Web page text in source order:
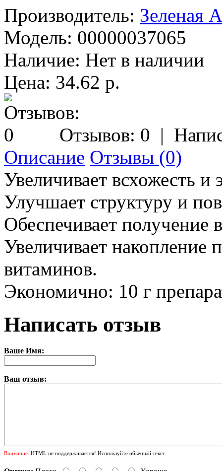
Производитель: Зеленая
Модель: 00000037065
Наличие: Нет в наличии
Цена: 34.62 р.
Отзывов: 0 |
Описание Отзывы (0)
Увеличивает всхожесть
Улучшает структуру и
Обеспечивает получение
Увеличивает накопление
витаминов.
Экономично: 10 г
Написать отзыв
Ваше Имя:
Ваш отзыв:
Внимание: HTML не поддерживается! Используйте обычный текст.